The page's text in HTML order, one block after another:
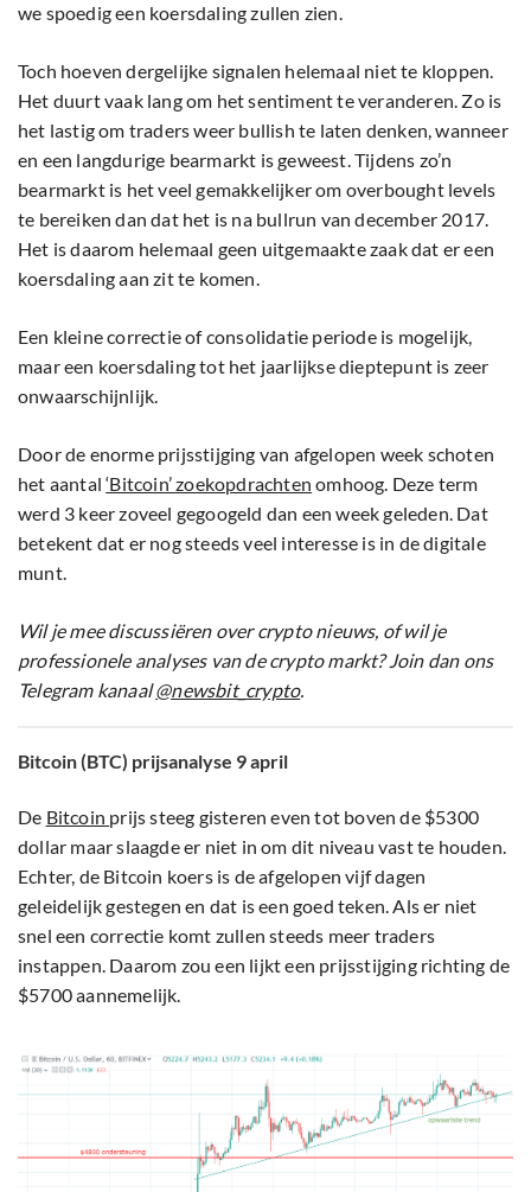
we spoedig een koersdaling zullen zien.
Toch hoeven dergelijke signalen helemaal niet te kloppen.
Het duurt vaak lang om het sentiment te veranderen. Zo is
het lastig om traders weer bullish te laten denken, wanneer
en een langdurige bearmarkt is geweest. Tijdens zo’n
bearmarkt is het veel gemakkelijker om overbought levels
te bereiken dan dat het is na bullrun van december 2017.
Het is daarom helemaal geen uitgemaakte zaak dat er een
koersdaling aan zit te komen.
Een kleine correctie of consolidatie periode is mogelijk,
maar een koersdaling tot het jaarlijkse dieptepunt is zeer
onwaarschijnlijk.
Door de enorme prijsstijging van afgelopen week schoten
het aantal‘Bitcoin’ zoekopdrachten omhoog. Deze term
werd 3 keer zoveel gegoogeld dan een week geleden. Dat
betekent dat er nog steeds veel interesse is in de digitale
munt.
Wil je mee discussiëren over crypto nieuws, of wil je
professionele analyses van de crypto markt? Join dan ons
Telegram kanaal@newsbit_crypto.
Bitcoin (BTC) prijsanalyse 9 april
De Bitcoin prijs steeg gisteren even tot boven de $5300
dollar maar slaagde er niet in om dit niveau vast te houden.
Echter, de Bitcoin koers is de afgelopen vijf dagen
geleidelijk gestegen en dat is een goed teken. Als er niet
snel een correctie komt zullen steeds meer traders
instappen. Daarom zou een lijkt een prijsstijging richting de
$5700 aannemelijk.